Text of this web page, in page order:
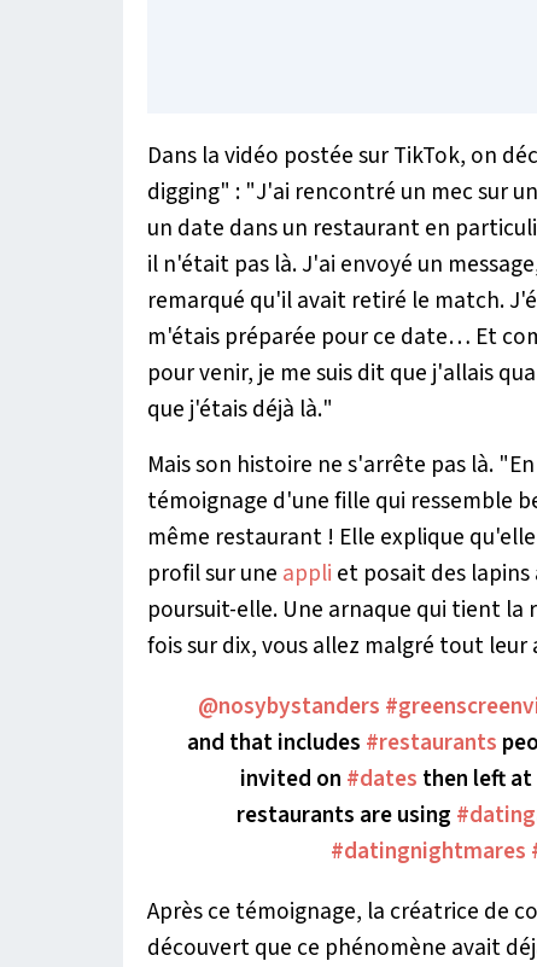
Dans la vidéo postée sur TikTok, on
digging" : "J'ai rencontré un mec sur
un date dans un restaurant en
il n'était pas là. J'ai envoyé un
remarqué qu'il avait retiré le match.
m'étais préparée pour ce date… Et
pour venir, je me suis dit que j'allais
que j'étais déjà là."
Mais son histoire ne s'arrête pas là. "
témoignage d'une fille qui ressemble
même restaurant ! Elle explique
profil sur une appli et posait des lapins
poursuit-elle. Une arnaque qui tient
fois sur dix, vous allez malgré tout
@nosybystanders
and that includes #restaurants
invited on #dates then left
restaurants are using
#datingnightmares
Après ce témoignage, la créatrice de
découvert que ce phénomène avait